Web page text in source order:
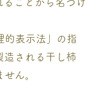
的表示法」の指
造される干し柿
ん。